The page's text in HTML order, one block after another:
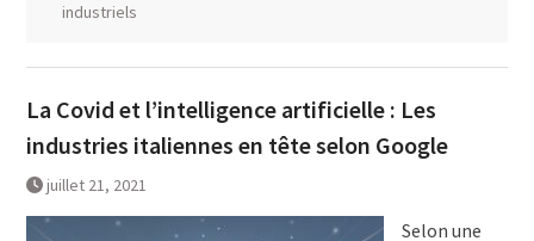
industriels
La Covid et l’intelligence artificielle : Les
industries italiennes en tête selon Google
juillet 21, 2021
Selon une